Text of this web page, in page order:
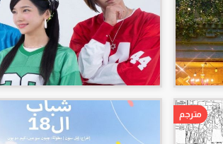
مترجم